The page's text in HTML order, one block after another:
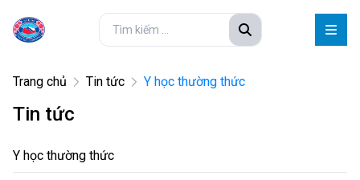
Trang chủ Tin tức Y học thường thức
Tin tức
Y học thường thức